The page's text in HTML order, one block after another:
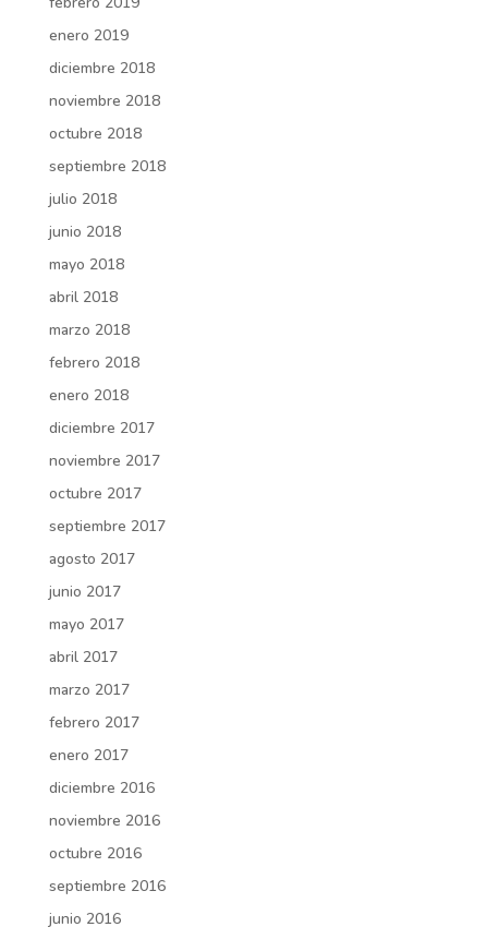
enero 2019
diciembre 2018
noviembre 2018
octubre 2018
septiembre 2018
julio 2018
junio 2018
mayo 2018
abril 2018
marzo 2018
febrero 2018
enero 2018
diciembre 2017
noviembre 2017
octubre 2017
septiembre 2017
agosto 2017
junio 2017
mayo 2017
abril 2017
marzo 2017
febrero 2017
enero 2017
diciembre 2016
noviembre 2016
octubre 2016
septiembre 2016
junio 2016